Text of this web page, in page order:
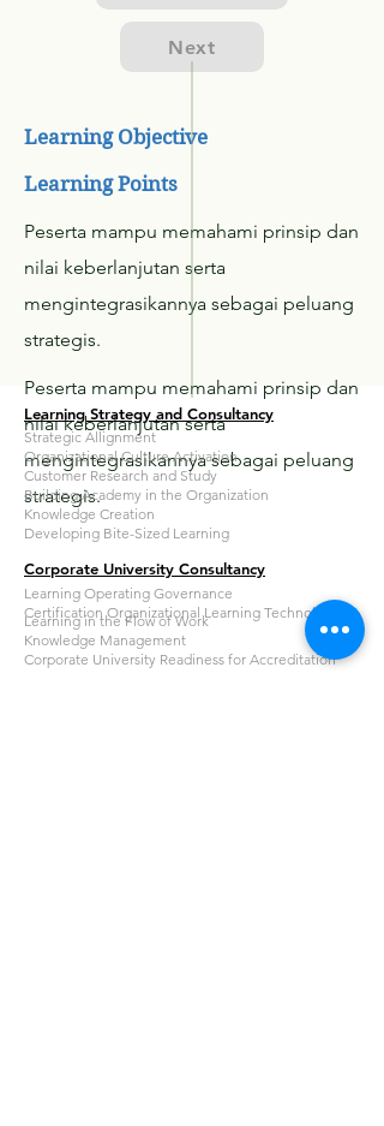
Next
Learning Objective
Learning Points
Peserta mampu memahami prinsip dan
nilai keberlanjutan serta
mengintegrasikannya sebagai peluang
strategis.
Peserta mampu memahami prinsip dan
nilai keberlanjutan serta
mengintegrasikannya sebagai peluang
strategis.
Learning Strategy and Consultancy
Strategic Allignment
Organizational Culture Activation
Customer Research and Study
Building Academy in the Organization
Knowledge Creation
Developing Bite-Sized Learning
Corporate University Consultancy
Learning Operating Governance
Certification Organizational Learning Technologist
Learning in the Flow of Work
Knowledge Management
Corporate University Readiness for Accreditation